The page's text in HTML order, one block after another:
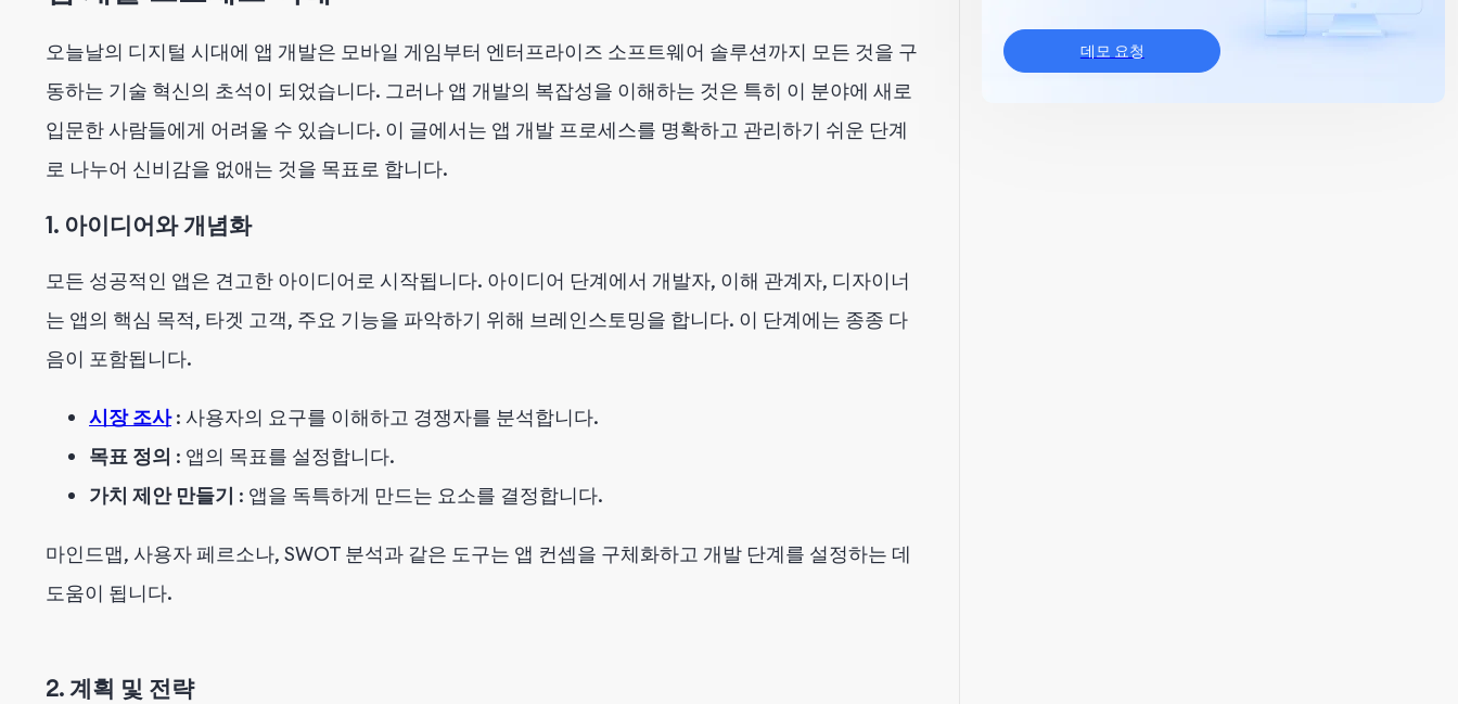
오늘날의 디지털 시대에 앱 개발은 모바일 게임부터 엔터프라이즈 소프트웨어 솔루션까지 모든 것을 구
동하는 기술 혁신의 초석이 되었습니다. 그러나 앱 개발의 복잡성을 이해하는 것은 특히 이 분야에 새로
입문한 사람들에게 어려울 수 있습니다. 이 글에서는 앱 개발 프로세스를 명확하고 관리하기 쉬운 단계
로 나누어 신비감을 없애는 것을 목표로 합니다.
1. 아이디어와 개념화
모든 성공적인 앱은 견고한 아이디어로 시작됩니다. 아이디어 단계에서 개발자, 이해 관계자, 디자이너
는 앱의 핵심 목적, 타겟 고객, 주요 기능을 파악하기 위해 브레인스토밍을 합니다. 이 단계에는 종종 다
음이 포함됩니다.
시장 조사 : 사용자의 요구를 이해하고 경쟁자를 분석합니다.
목표 정의 : 앱의 목표를 설정합니다.
가치 제안 만들기 : 앱을 독특하게 만드는 요소를 결정합니다.
마인드맵, 사용자 페르소나, SWOT 분석과 같은 도구는 앱 컨셉을 구체화하고 개발 단계를 설정하는 데
도움이 됩니다.
2. 계획 및 전략
데모 요청